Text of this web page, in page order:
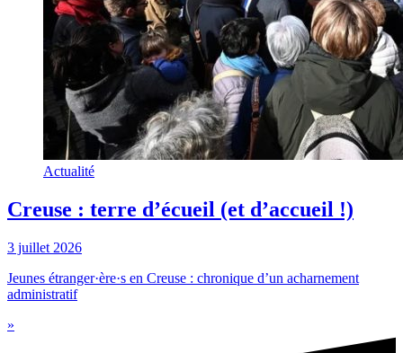
Actualité
Creuse : terre d’écueil (et d’accueil !)
3 juillet 2026
Jeunes étranger·ère·s en Creuse : chronique d’un acharnement
administratif
»